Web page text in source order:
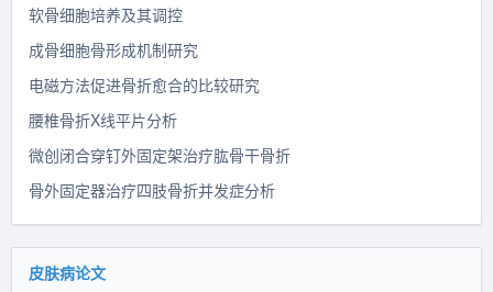
软骨细胞培养及其调控
成骨细胞骨形成机制研究
电磁方法促进骨折愈合的比较研究
腰椎骨折X线平片分析
微创闭合穿钉外固定架治疗肱骨干骨折
骨外固定器治疗四肢骨折并发症分析
皮肤病论文